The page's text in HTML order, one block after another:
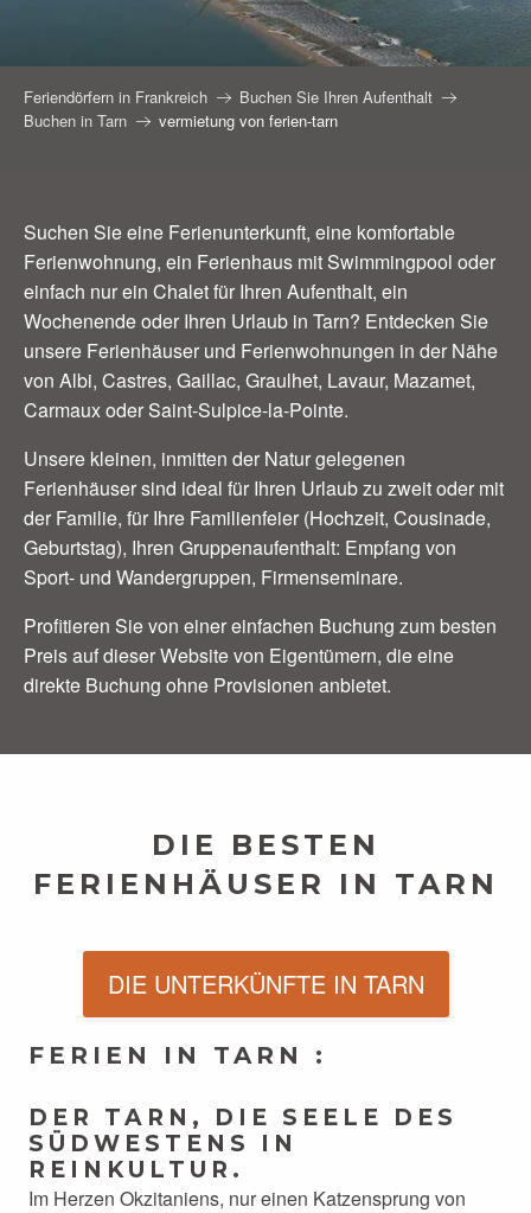
Feriendörfern in Frankreich
Buchen Sie Ihren Aufenthalt
Buchen in Tarn
vermietung von ferien-tarn
Suchen Sie eine Ferienunterkunft, eine komfortable
Ferienwohnung, ein Ferienhaus mit Swimmingpool oder
einfach nur ein Chalet für Ihren Aufenthalt, ein
Wochenende oder Ihren Urlaub in Tarn? Entdecken Sie
unsere Ferienhäuser und Ferienwohnungen in der Nähe
von Albi, Castres, Gaillac, Graulhet, Lavaur, Mazamet,
Carmaux oder Saint-Sulpice-la-Pointe.
Unsere kleinen, inmitten der Natur gelegenen
Ferienhäuser sind ideal für Ihren Urlaub zu zweit oder mit
der Familie, für Ihre Familienfeier (Hochzeit, Cousinade,
Geburtstag), Ihren Gruppenaufenthalt: Empfang von
Sport- und Wandergruppen, Firmenseminare.
Profitieren Sie von einer einfachen Buchung zum besten
Preis auf dieser Website von Eigentümern, die eine
direkte Buchung ohne Provisionen anbietet.
DIE BESTEN
FERIENHÄUSER IN TARN
DIE UNTERKÜNFTE IN TARN
FERIEN IN TARN :
DER TARN, DIE SEELE DES
SÜDWESTENS IN
REINKULTUR.
Im Herzen Okzitaniens, nur einen Katzensprung von